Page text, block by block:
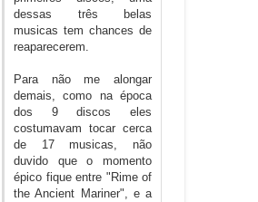
dessas três belas
musicas tem chances de
reaparecerem.
Para não me alongar
demais, como na época
dos 9 discos eles
costumavam tocar cerca
de 17 musicas, não
duvido que o momento
épico fique entre "Rime of
the Ancient Mariner", e a